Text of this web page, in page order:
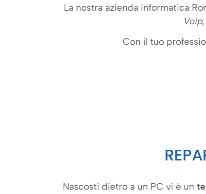
La nostra azienda informatica
Con il tuo
Nascosti dietro a un PC vi è un